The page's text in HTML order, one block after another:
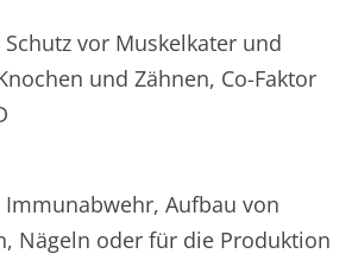
vor Muskelkater und
und Zähnen, Co-Faktor
Aufbau von
Nägeln oder für die Produktion